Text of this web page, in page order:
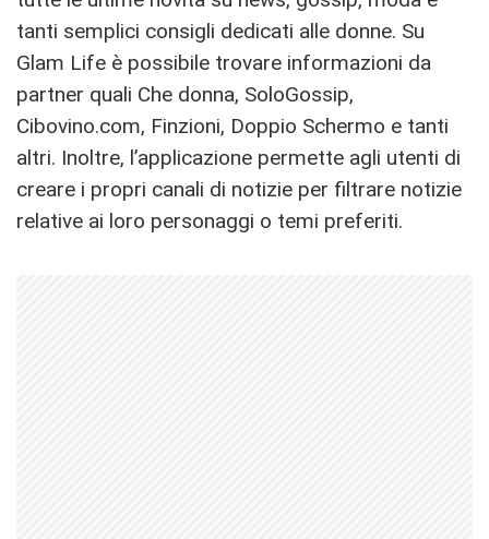
tanti semplici consigli dedicati alle donne. Su
Glam Life è possibile trovare informazioni da
partner quali Che donna, SoloGossip,
Cibovino.com, Finzioni, Doppio Schermo e tanti
altri. Inoltre, l’applicazione permette agli utenti di
creare i propri canali di notizie per filtrare notizie
relative ai loro personaggi o temi preferiti.